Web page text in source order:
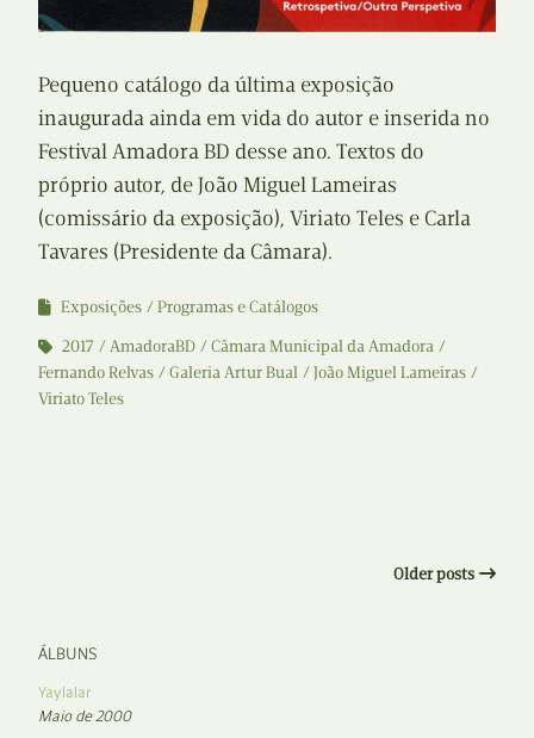
Pequeno catálogo da última exposição
inaugurada ainda em vida do autor e inserida no
Festival Amadora BD desse ano. Textos do
próprio autor, de João Miguel Lameiras
(comissário da exposição), Viriato Teles e Carla
Tavares (Presidente da Câmara).
Exposições
Programas e Catálogos
2017
AmadoraBD
Câmara Municipal da Amadora
Fernando Relvas
Galeria Artur Bual
João Miguel Lameiras
Viriato Teles
Older posts
ÁLBUNS
Yaylalar
Maio de 2000